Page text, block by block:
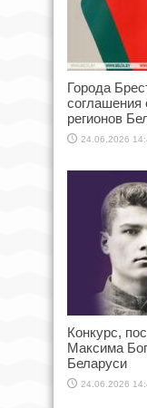
Города
соглашения
регионов
24.06.2026
Конкурс,
Максима
Беларуси
24.06.2026